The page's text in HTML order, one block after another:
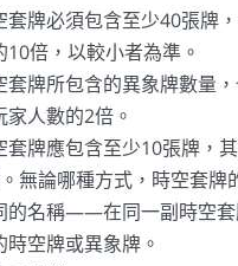
套牌必須包含至少40張牌
10倍，以較小者為準。
套牌所包含的異象牌數量
人數的2倍。
套牌應包含至少10張牌，
無論哪種方式，時空套牌
的名稱——在同一副時空套
時空牌或異象牌。